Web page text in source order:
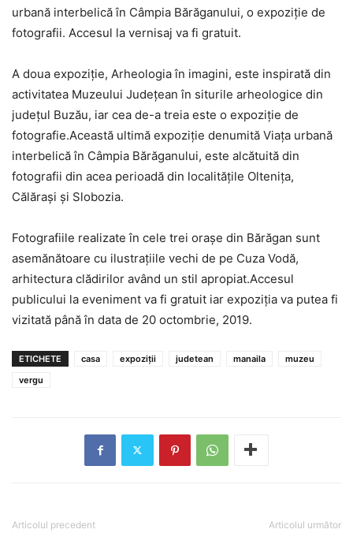
urbană interbelică în Câmpia Bărăganului, o expoziţie de
fotografii. Accesul la vernisaj va fi gratuit.
A doua expoziţie, Arheologia în imagini, este inspirată din
activitatea Muzeului Judeţean în siturile arheologice din
judeţul Buzău, iar cea de-a treia este o expoziţie de
fotografie.Această ultimă expoziţie denumită Viaţa urbană
interbelică în Câmpia Bărăganului, este alcătuită din
fotografii din acea perioadă din localităţile Olteniţa,
Călăraşi şi Slobozia.
Fotografiile realizate în cele trei oraşe din Bărăgan sunt
asemănătoare cu ilustraţiile vechi de pe Cuza Vodă,
arhitectura clădirilor având un stil apropiat.Accesul
publicului la eveniment va fi gratuit iar expoziţia va putea fi
vizitată până în data de 20 octombrie, 2019.
ETICHETE casa expoziții judetean manaila
muzeu
vergu
Articolul precedent Articolul următor